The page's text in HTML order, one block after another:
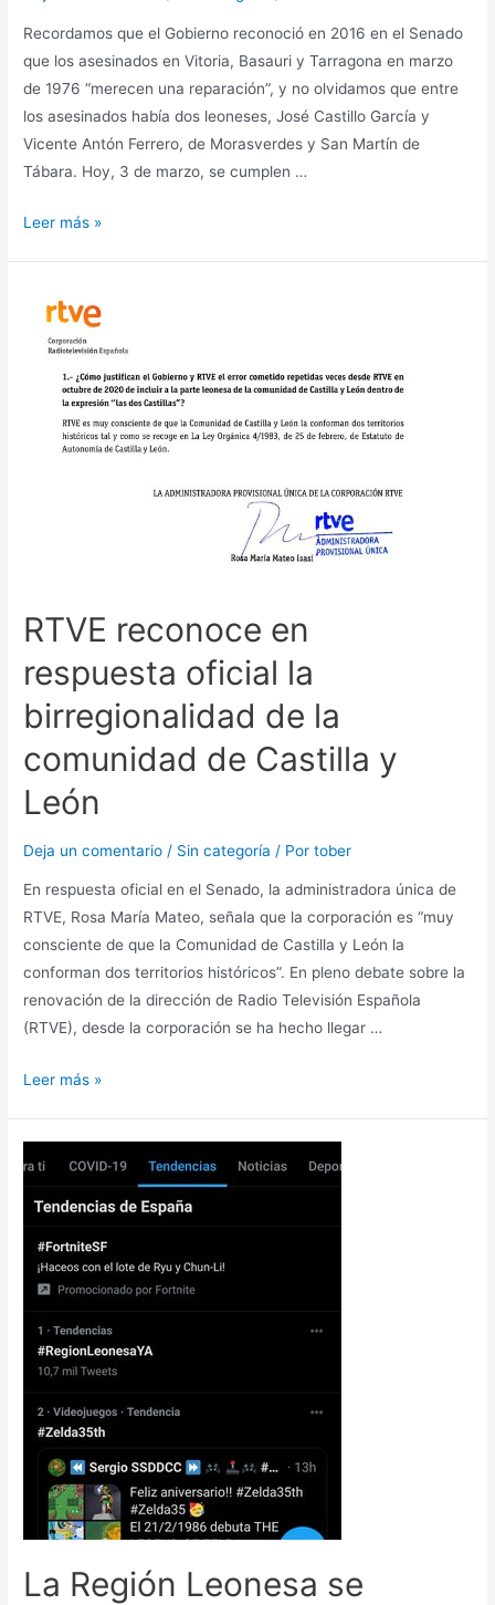
Recordamos que el Gobierno reconoció en 2016 en el Senado
que los asesinados en Vitoria, Basauri y Tarragona en marzo
de 1976 “merecen una reparación”, y no olvidamos que entre
los asesinados había dos leoneses, José Castillo García y
Vicente Antón Ferrero, de Morasverdes y San Martín de
Tábara. Hoy, 3 de marzo, se cumplen …
Leer más »
RTVE reconoce en
respuesta oficial la
birregionalidad de la
comunidad de Castilla y
León
Deja un comentario / Sin categoría / Portober
En respuesta oficial en el Senado, la administradora única de
RTVE, Rosa María Mateo, señala que la corporación es “muy
consciente de que la Comunidad de Castilla y León la
conforman dos territorios históricos”. En pleno debate sobre la
renovación de la dirección de Radio Televisión Española
(RTVE), desde la corporación se ha hecho llegar …
Leer más »
La Región Leonesa se